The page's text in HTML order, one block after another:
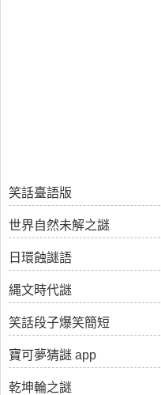
笑話臺語版
世界自然未解之謎
日環蝕謎語
縄文時代謎
笑話段子爆笑簡短
寶可夢猜謎 app
乾坤輪之謎